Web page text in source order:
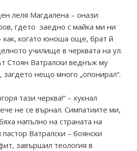
леля Магдалена – онази
гдето заедно с майка ми ни
когато юноша още, брат й
училище в черквата на ул.
Стоян Ватралски веднъж му
загдето нещо много „опонирал“.
тази черква!“ – хукнал
не се върнал. Симпатиите ми,
напълно на страната на
Ватралски – боянски
завършил теология в